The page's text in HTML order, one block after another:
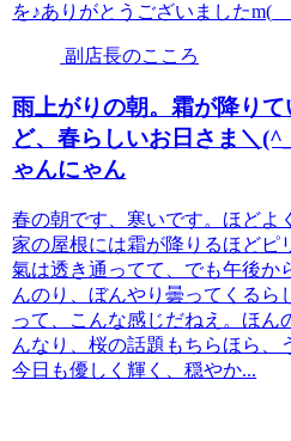
を♪ありがとうございましたm(_
副店長のこころ
雨上がりの朝。霜が降りて
ど、春らしいお日さま＼
ゃんにゃん
春の朝です、寒いです。ほどよ
家の屋根には霜が降りるほどピ
氣は透き通ってて、でも午後か
んのり、ぼんやり曇ってくるら
って、こんな感じだねえ。ほん
んなり、桜の話題もちらほら、
今日も優しく輝く、穏やか...